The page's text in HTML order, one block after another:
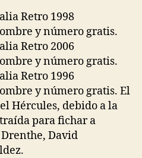
Retro 1998
y número gratis.
Retro 2006
y número gratis.
Retro 1996
y número gratis. El
Hércules, debido a la
para fichar a
David